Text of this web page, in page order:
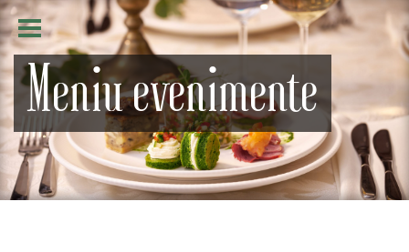
Meniu evenimente